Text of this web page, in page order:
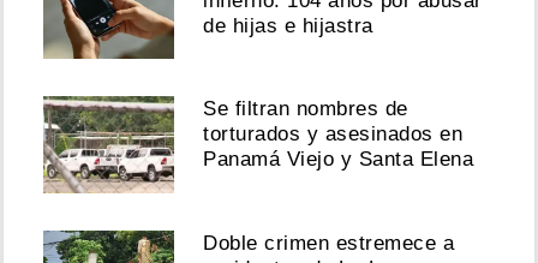
de hijas e hijastra
Se filtran nombres de
torturados y asesinados en
Panamá Viejo y Santa Elena
Doble crimen estremece a